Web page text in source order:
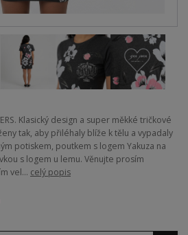
Klasický design a super měkké tričkové
tak, aby přiléhaly blíže k tělu a vypadaly
potiskem, poutkem s logem Yakuza na
s logem u lemu. Věnujte prosím
vel... celý popis